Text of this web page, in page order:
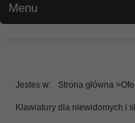
Menu
Strona główna
Klawiatury dla niewidomych i